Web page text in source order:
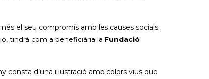
el seu compromís amb les causes socials.
tindrà com a beneficiària la Fundació
consta d’una il·lustració amb colors vius que